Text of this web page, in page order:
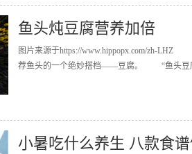
鱼头炖豆腐营养加倍
图片来源于https://www.hippopx.com/zh-LHZ
荐鱼头的一个绝妙搭档——豆腐。 “鱼头豆
小暑吃什么养生 八款食